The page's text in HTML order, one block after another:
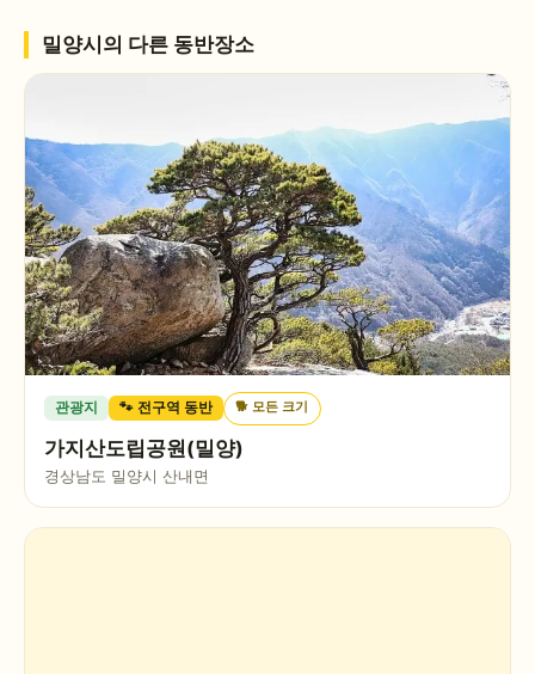
밀양시 의 다른 동반장소
관광지 🐾 전구역 동반 🐕모든 크기
가지산도립공원(밀양)
경상남도 밀양시 산내면